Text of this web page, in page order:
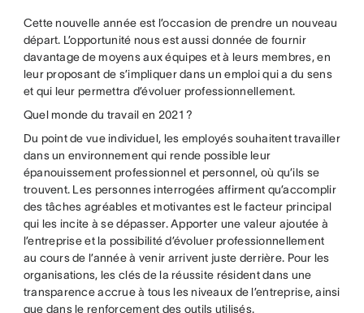
Cette nouvelle année est l’occasion de prendre un nouveau
départ. L’opportunité nous est aussi donnée de fournir
davantage de moyens aux équipes et à leurs membres, en
leur proposant de s’impliquer dans un emploi qui a du sens
et qui leur permettra d’évoluer professionnellement.
Quel monde du travail en 2021 ?
Du point de vue individuel, les employés souhaitent travailler
dans un environnement qui rende possible leur
épanouissement professionnel et personnel, où qu’ils se
trouvent. Les personnes interrogées affirment qu’accomplir
des tâches agréables et motivantes est le facteur principal
qui les incite à se dépasser. Apporter une valeur ajoutée à
l’entreprise et la possibilité d’évoluer professionnellement
au cours de l’année à venir arrivent juste derrière. Pour les
organisations, les clés de la réussite résident dans une
transparence accrue à tous les niveaux de l’entreprise, ainsi
que dans le renforcement des outils utilisés.